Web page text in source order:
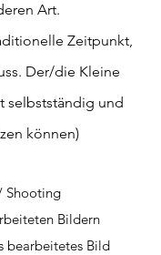
Art.
Zeitpunkt,
Der/die Kleine
selbstständig und
können)
Shooting
Bildern
bearbeitetes Bild